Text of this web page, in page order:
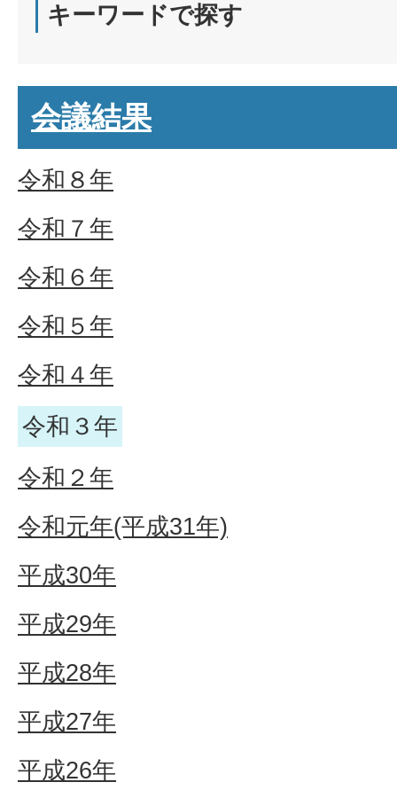
キーワードで探す
会議結果
令和８年
令和７年
令和６年
令和５年
令和４年
令和３年
令和２年
令和元年(平成31年)
平成30年
平成29年
平成28年
平成27年
平成26年